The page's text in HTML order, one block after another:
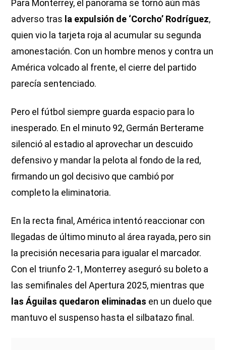
Para Monterrey, el panorama se tornó aún más
adverso tras la expulsión de ‘Corcho’ Rodríguez,
quien vio la tarjeta roja al acumular su segunda
amonestación. Con un hombre menos y contra un
América volcado al frente, el cierre del partido
parecía sentenciado.
Pero el fútbol siempre guarda espacio para lo
inesperado. En el minuto 92, Germán Berterame
silenció al estadio al aprovechar un descuido
defensivo y mandar la pelota al fondo de la red,
firmando un gol decisivo que cambió por
completo la eliminatoria.
En la recta final, América intentó reaccionar con
llegadas de último minuto al área rayada, pero sin
la precisión necesaria para igualar el marcador.
Con el triunfo 2-1, Monterrey aseguró su boleto a
las semifinales del Apertura 2025, mientras que
las Águilas quedaron eliminadas en un duelo que
mantuvo el suspenso hasta el silbatazo final.